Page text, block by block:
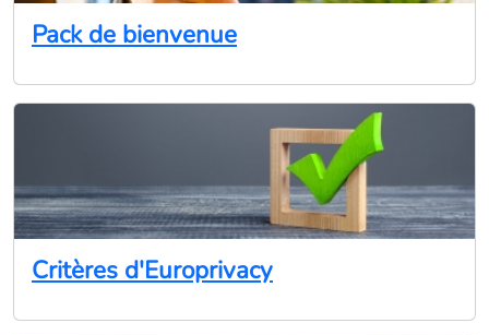
Pack de bienvenue
Critères d'Europrivacy